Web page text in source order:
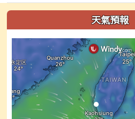
左邊區域內容 天氣預報